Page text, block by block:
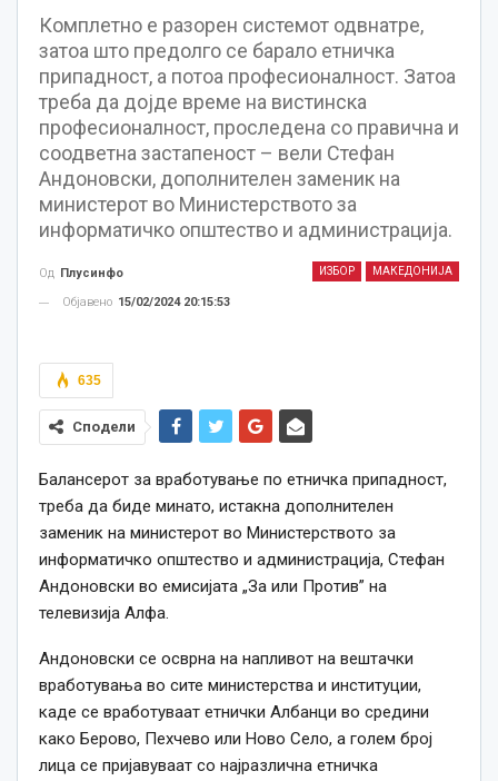
Комплетно е разорен системот одвнатре,
затоа што предолго се барало етничка
припадност, а потоа професионалност. Затоа
треба да дојде време на вистинска
професионалност, проследена со правична и
соодветна застапеност – вели Стефан
Андоновски, дополнителен заменик на
министерот во Министерството за
информатичко општество и администрација.
ИЗБОР МАКЕДОНИЈА
Од Плусинфо
Објавено 15/02/2024 20:15:53
635
Сподели
Балансерот за вработување по етничка припадност,
треба да биде минато, истакна дополнителен
заменик на министерот во Министерството за
информатичко општество и администрација, Стефан
Андоновски во емисијата „За или Против” на
телевизија Алфа.
Андоновски се осврна на напливот на вештачки
вработувања во сите министерства и институции,
каде се вработуваат етнички Албанци во средини
како Берово, Пехчево или Ново Село, а голем број
лица се пријавуваат со најразлична етничка